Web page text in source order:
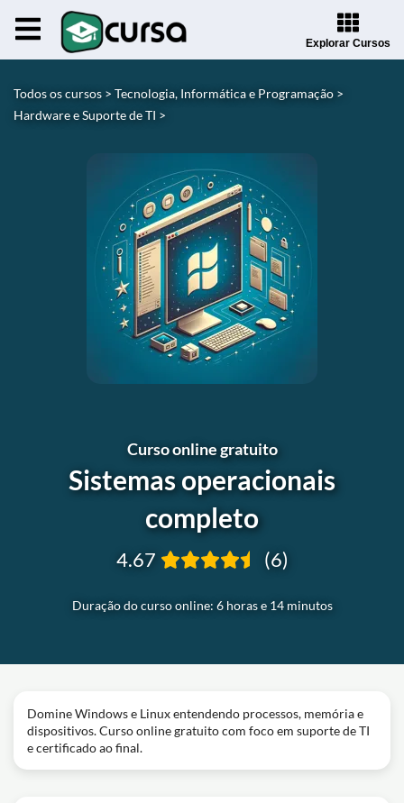
Explorar Cursos
Todos os cursos > Tecnologia, Informática e Programação >
Hardware e Suporte de TI >
Curso online gratuito
Sistemas operacionais
completo
Duração do curso online: 6 horas e 14 minutos
4.67 (6)
Domine Windows e Linux entendendo processos, memória e
dispositivos. Curso online gratuito com foco em suporte de TI
e certificado ao final.